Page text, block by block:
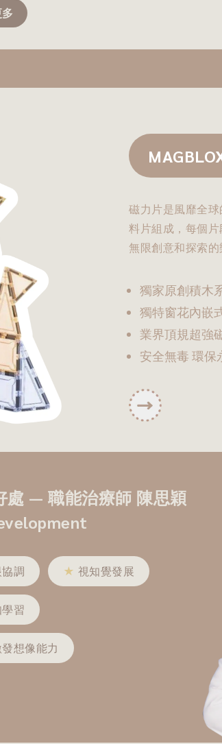
磁力片是風靡全
料片組成，每個
無限創意和探索的
獨家原創積木
獨特窗花內嵌
業界頂規超強
安全無毒 環保
處 — 職能治療師 陳思穎
調 ★ 視知覺發展
習
想像能力